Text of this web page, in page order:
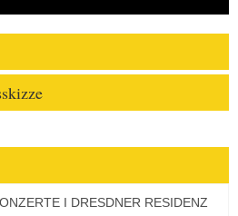
I DRESDNER RESIDENZ